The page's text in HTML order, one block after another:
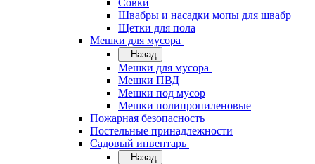
Совки
Швабры и насадки мопы для швабр
Щетки для пола
Мешки для мусора
Назад
Мешки для мусора
Мешки ПВД
Мешки под мусор
Мешки полипропиленовые
Пожарная безопасность
Постельные принадлежности
Садовый инвентарь
Назад